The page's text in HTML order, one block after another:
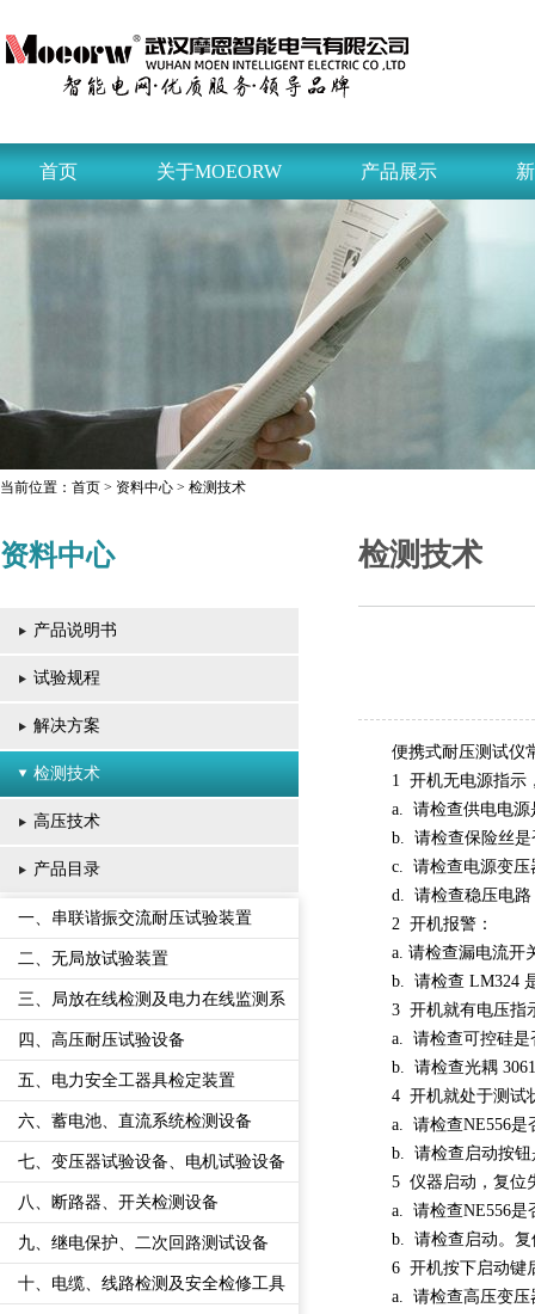
首页 关于MOEORW 产品展示
当前位置： 首页 > 资料中心 > 检测技术
资料中心
产品说明书
试验规程
解决方案
检测技术
高压技术
产品目录
一、串联谐振交流耐压试验装置
二、无局放试验装置
三、局放在线检测及电力在线监测系
四、高压耐压试验设备
五、电力安全工器具检定装置
六、蓄电池、直流系统检测设备
七、变压器试验设备、电机试验设备
八、断路器、开关检测设备
九、继电保护、二次回路测试设备
十、电缆、线路检测及安全检修工具
检测技术
便携式耐压测试仪
1 开机无电源指示
a. 请检查供电电源
b. 请检查保险丝是
c. 请检查电源变压
d. 请检查稳压电路
2 开机报警：
a. 请检查漏电流开
b. 请检查 LM324
3 开机就有电压指
a. 请检查可控硅是
b. 请检查光耦
4 开机就处于测试
a. 请检查NE556是
b. 请检查启动按钮
5 仪器启动，复位
a. 请检查NE556是
b. 请检查启动。复
6 开机按下启动键
a. 请检查高压变压